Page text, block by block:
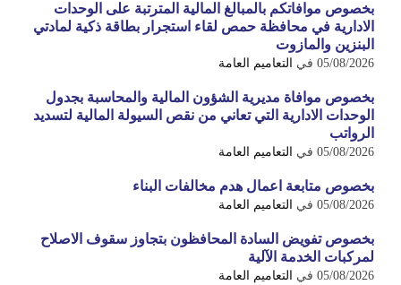
بخصوص موافاتكم بالمبالغ المالية المترتبة على الوحدات
الادارية في محافظة حمص لقاء استجرار بطاقة ذكية لمادتي
البنزين والمازوت
05/08/2026 في التعاميم العامة
بخصوص موافاة مديرية الشؤون المالية والمحاسبة بجدول
الوحدات الادارية التي تعاني من نقص السيولة المالية لتسديد
الرواتب
05/08/2026 في التعاميم العامة
بخصوص متابعة اعمال هدم مخالفات البناء
05/08/2026 في التعاميم العامة
بخصوص تفويض السادة المحافظون بتجاوز سقوف الاصلاح
لمركبات الخدمة الآلية
05/08/2026 في التعاميم العامة